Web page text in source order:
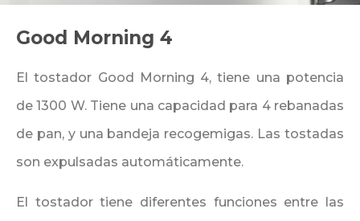
Good Morning 4
El tostador Good Morning 4, tiene una potencia
de 1300 W. Tiene una capacidad para 4 rebanadas
de pan, y una bandeja recogemigas. Las tostadas
son expulsadas automáticamente.
El tostador tiene diferentes funciones entre las